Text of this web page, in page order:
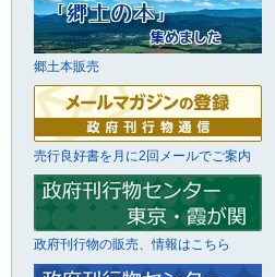
郷土本販売
売行良好書を月に2回メールでご案内
政府刊行物の販売、情報はこちら